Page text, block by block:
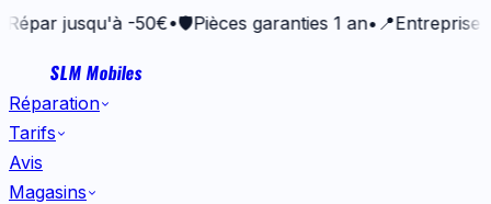
jusqu'à -50€•🛡️Pièces garanties 1 an •📍Entreprise
SLM Mobiles
Réparation
Tarifs
Avis
Magasins